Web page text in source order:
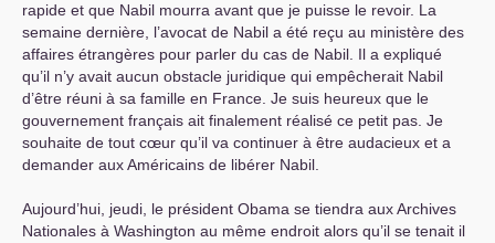
rapide et que Nabil mourra avant que je puisse le revoir. La
semaine dernière, l’avocat de Nabil a été reçu au ministère des
affaires étrangères pour parler du cas de Nabil. Il a expliqué
qu’il n’y avait aucun obstacle juridique qui empêcherait Nabil
d’être réuni à sa famille en France. Je suis heureux que le
gouvernement français ait finalement réalisé ce petit pas. Je
souhaite de tout cœur qu’il va continuer à être audacieux et a
demander aux Américains de libérer Nabil.
Aujourd’hui, jeudi, le président Obama se tiendra aux Archives
Nationales à Washington au même endroit alors qu’il se tenait il